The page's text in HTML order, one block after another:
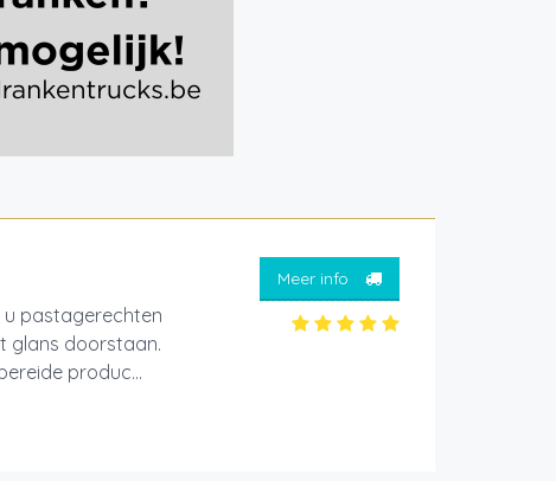
u pastagerechten
glans doorstaan.
produc...
Meer info